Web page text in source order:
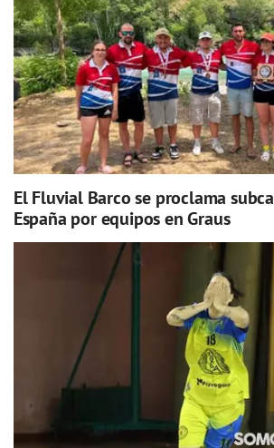
El Fluvial Barco se proclama
España por equipos en Graus